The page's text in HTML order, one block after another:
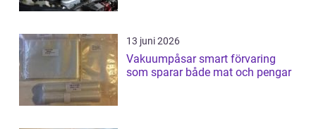
13 juni 2026
Vakuumpåsar smart förvaring
som sparar både mat och pengar